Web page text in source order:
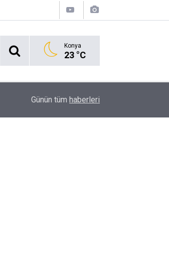
Konya
23 °C
Geri Sayım!
Günün tüm haberleri